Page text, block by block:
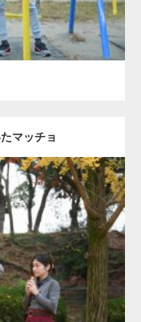
マッチョ
細マッチョ) 上腕三頭筋